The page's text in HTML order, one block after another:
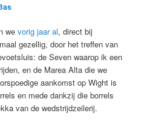
wevorig jaar al, direct bij
gezellig, door het treffen van
de Seven waarop ik een
en de Marea Alta die we
aankomst op Wight is
en mede dankzij die borrels
van de wedstrijdzeilerij.